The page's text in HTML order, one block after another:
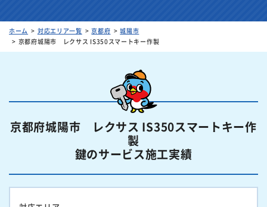
ホーム 対応エリア一覧 京都府
城陽市
京都府城陽市 レクサス IS350スマートキー作製
京都府城陽市 レクサス IS350スマートキー作
製
鍵のサービス施工実績